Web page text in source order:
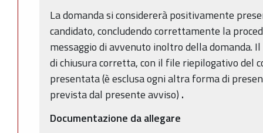
La domanda si considererà positivamente
candidato, concludendo correttamente la
messaggio di avvenuto inoltro della domanda.
di chiusura corretta, con il file riepilogativo del
presentata (è esclusa ogni altra forma di
prevista dal presente avviso) .
Documentazione da allegare